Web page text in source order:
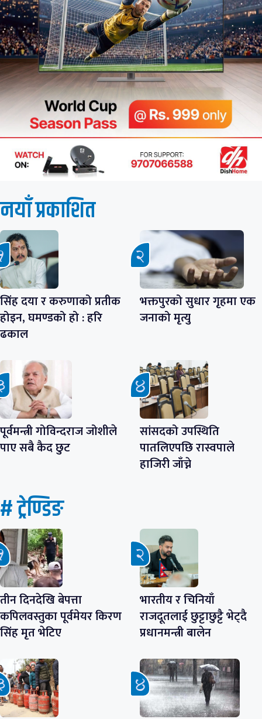
नयाँ प्रकाशित
सिंह दया र करुणाको प्रतीक
होइन, घमण्डको हो : हरि
ढकाल
भक्तपुरको सुधार गृहमा एक
जनाको मृत्यु
पूर्वमन्त्री गोविन्दराज जोशीले
पाए सबै कैद छुट
सांसदको उपस्थिति
पातलिएपछि रास्वपाले
हाजिरी जाँच्ने
# ट्रेण्डिङ
तीन दिनदेखि बेपत्ता
कपिलवस्तुका पूर्वमेयर किरण
सिंह मृत भेटिए
भारतीय र चिनियाँ
राजदूतलाई छुट्टाछुट्टै भेट्दै
प्रधानमन्त्री बालेन